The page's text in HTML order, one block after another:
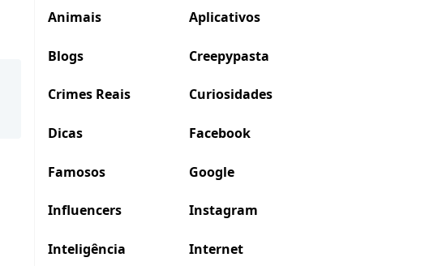
Animais Aplicativos
Blogs Creepypasta
Crimes Reais Curiosidades
Dicas Facebook
Famosos Google
Influencers Instagram
Inteligência
Internet